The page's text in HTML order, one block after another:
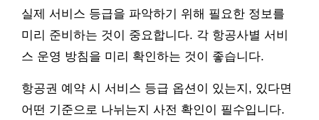
실제 서비스 등급을 파악하기 위해 필요한 정보를
미리 준비하는 것이 중요합니다. 각 항공사별 서비
스 운영 방침을 미리 확인하는 것이 좋습니다.
항공권 예약 시 서비스 등급 옵션이 있는지, 있다면
어떤 기준으로 나뉘는지 사전 확인이 필수입니다.